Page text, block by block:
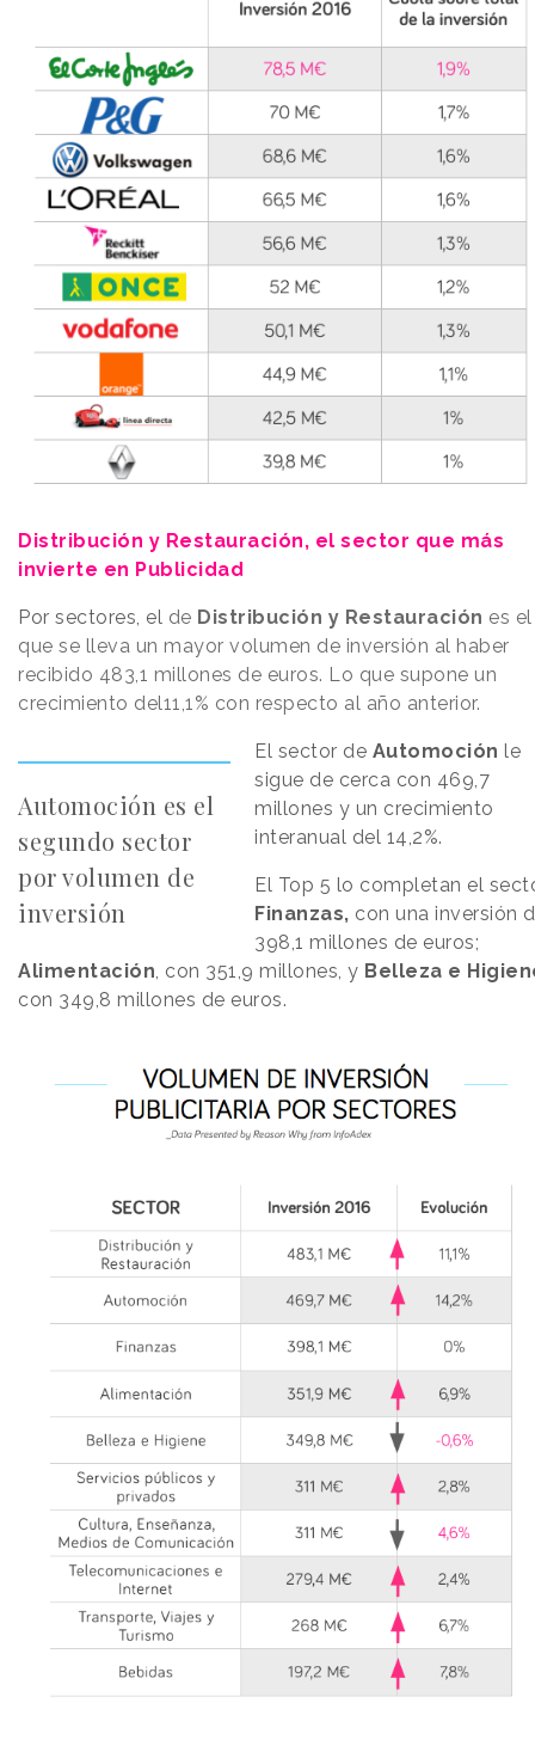
Distribución y Restauración, el sector que más
invierte en Publicidad
Por sectores, el de Distribución y Restauración es el
que se lleva un mayor volumen de inversión al haber
recibido 483,1 millones de euros. Lo que supone un
crecimiento del11,1% con respecto al año anterior.
Automoción es el
segundo sector
por volumen de
inversión
El sector de Automoción le
sigue de cerca con 469,7
millones y un crecimiento
interanual del 14,2%.
El Top 5 lo completan el
Finanzas, con una inversión
398,1 millones de euros;
Alimentación, con 351,9 millones, y Belleza e
con 349,8 millones de euros.